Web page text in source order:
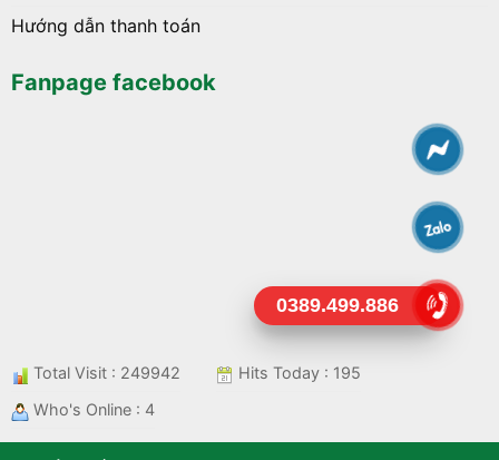
Hướng dẫn thanh toán
Fanpage facebook
Total Visit : 249942
Hits Today : 195
Who's Online : 4
0389.499.886